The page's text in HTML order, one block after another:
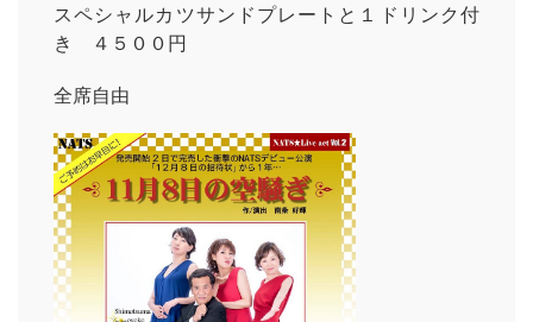
スペシャルカツサンドプレートと１ドリンク付
き ４５００円
全席自由